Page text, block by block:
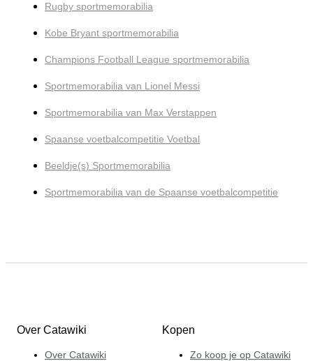
Rugby sportmemorabilia
Kobe Bryant sportmemorabilia
Champions Football League sportmemorabilia
Sportmemorabilia van Lionel Messi
Sportmemorabilia van Max Verstappen
Spaanse voetbalcompetitie Voetbal
Beeldje(s) Sportmemorabilia
Sportmemorabilia van de Spaanse voetbalcompetitie
Over Catawiki
Over Catawiki
Kopen
Zo koop je op Catawiki